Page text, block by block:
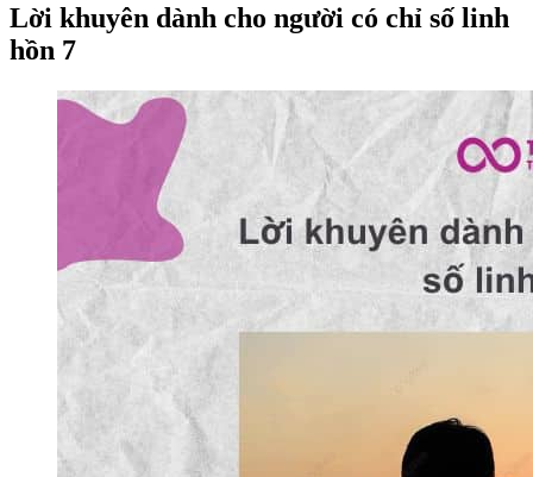
Lời khuyên dành cho người có chỉ số linh
hồn 7